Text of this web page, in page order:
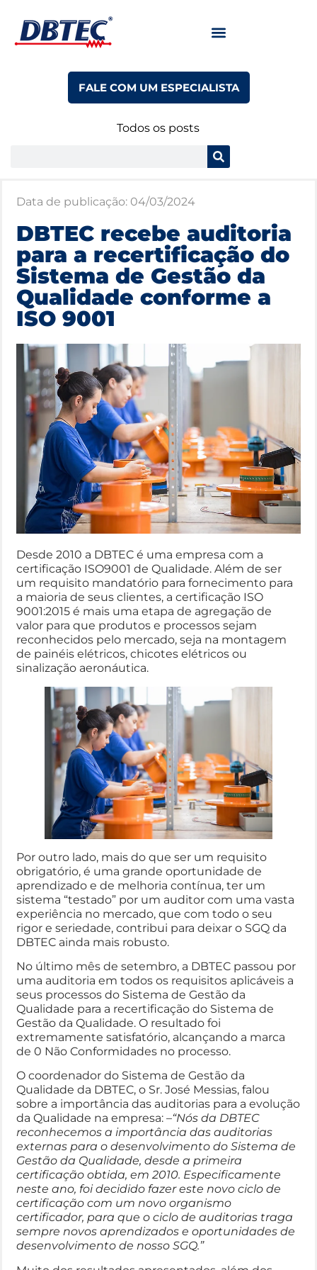
FALE COM UM ESPECIALISTA
Todos os posts
Data de publicação: 04/03/2024
DBTEC recebe auditoria
para a recertificação do
Sistema de Gestão da
Qualidade conforme a
ISO 9001
Desde 2010 a DBTEC é uma empresa com a
certificação ISO9001 de Qualidade. Além de ser
um requisito mandatório para fornecimento para
a maioria de seus clientes, a certificação ISO
9001:2015 é mais uma etapa de agregação de
valor para que produtos e processos sejam
reconhecidos pelo mercado, seja na montagem
de painéis elétricos, chicotes elétricos ou
sinalização aeronáutica.
Por outro lado, mais do que ser um requisito
obrigatório, é uma grande oportunidade de
aprendizado e de melhoria contínua, ter um
sistema “testado” por um auditor com uma vasta
experiência no mercado, que com todo o seu
rigor e seriedade, contribui para deixar o SGQ da
DBTEC ainda mais robusto.
No último mês de setembro, a DBTEC passou por
uma auditoria em todos os requisitos aplicáveis a
seus processos do Sistema de Gestão da
Qualidade para a recertificação do Sistema de
Gestão da Qualidade. O resultado foi
extremamente satisfatório, alcançando a marca
de 0 Não Conformidades no processo.
O coordenador do Sistema de Gestão da
Qualidade da DBTEC, o Sr. José Messias, falou
sobre a importância das auditorias para a evolução
da Qualidade na empresa: –“Nós da DBTEC
reconhecemos a importância das auditorias
externas para o desenvolvimento do Sistema de
Gestão da Qualidade, desde a primeira
certificação obtida, em 2010. Especificamente
neste ano, foi decidido fazer este novo ciclo de
certificação com um novo organismo
certificador, para que o ciclo de auditorias traga
sempre novos aprendizados e oportunidades de
desenvolvimento de nosso SGQ.”